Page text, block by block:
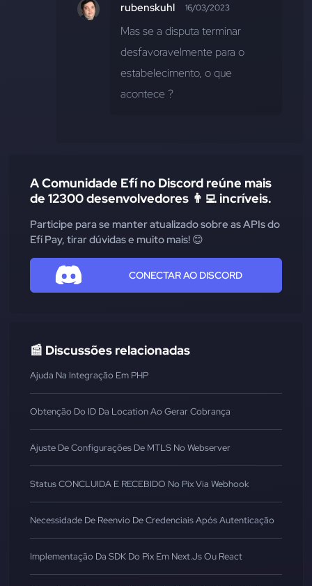
rubenskuhl 16/03/2023
Mas se a disputa terminar
desfavoravelmente para o
estabelecimento, o que
acontece ?
A Comunidade Efí no Discord reúne mais
de 12300 desenvolvedores 👨‍💻 incríveis.
Participe para se manter atualizado sobre as APIs do
Efí Pay, tirar dúvidas e muito mais! 😊
CONECTAR AO DISCORD
📰 Discussões relacionadas
Ajuda Na Integração Em PHP
Obtenção Do ID Da Location Ao Gerar Cobrança
Ajuste De Configurações De MTLS No Webserver
Status CONCLUIDA E RECEBIDO No Pix Via Webhook
Necessidade De Reenvio De Credenciais Após Autenticação
Implementação Da SDK Do Pix Em Next.js Ou React